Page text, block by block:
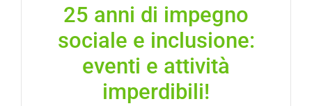
25 anni di impegno
sociale e inclusione:
eventi e attività
imperdibili!